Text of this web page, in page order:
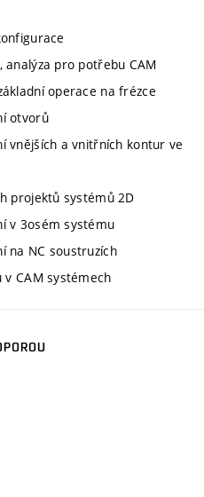
analýza pro potřebu CAM
operace na frézce
otvorů
vnějších a vnitřních kontur ve
projektů systémů 2D
v 3osém systému
na NC soustruzích
CAM systémech